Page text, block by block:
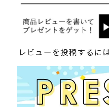
レビューを投稿するに